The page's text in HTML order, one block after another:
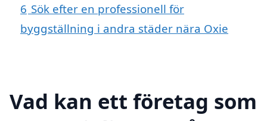
6 Sök efter en professionell för
byggställning i andra städer nära Oxie
Vad kan ett företag som